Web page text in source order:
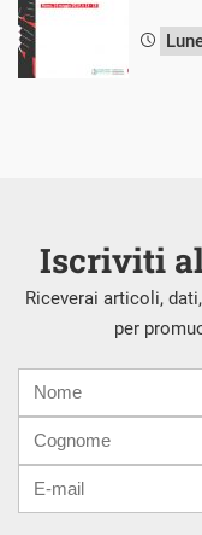
Iscriviti
Riceverai articoli,
per
mail